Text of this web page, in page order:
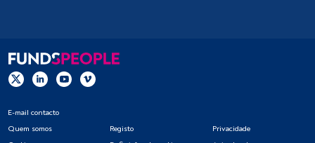
E-mail contacto
Quem somos
Registo
Privacidade